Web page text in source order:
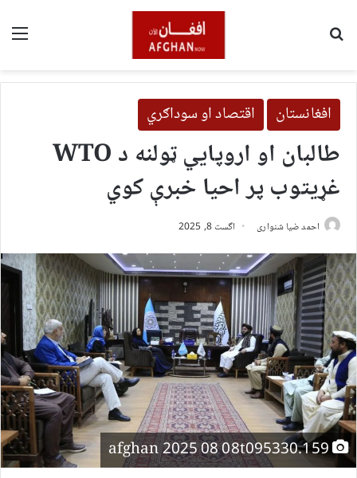
افغانستان اقتصاد او سوداګري
طالبان او اروپايي ټولنه د WTO
غړیتوب پر احیا خبرې کوي
احمد ضیا شنواری اگست 8, 2025